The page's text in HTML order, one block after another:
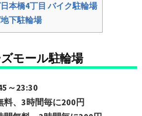
本橋4丁目 バイク駐輪場
下駐輪場
モール駐輪場
～23:30
料、3時間毎に200円